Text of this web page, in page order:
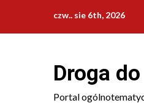
content
czw.. sie 6th, 2026
Droga
Portal